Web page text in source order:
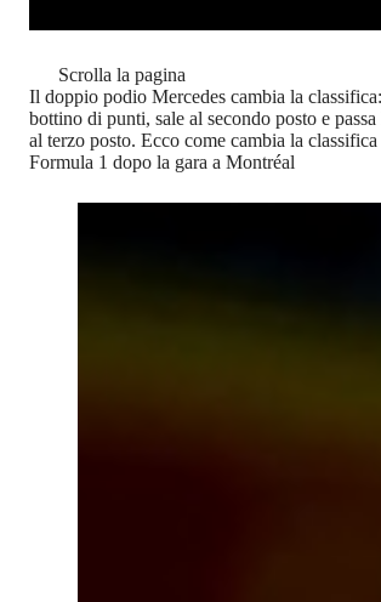
Scrolla la pagina
Il doppio podio Mercedes cambia la
bottino di punti, sale al secondo posto e
al terzo posto. Ecco come cambia la
Formula 1 dopo la gara a Montréal